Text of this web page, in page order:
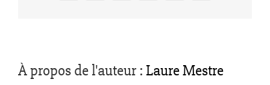
À propos de l'auteur : Laure Mestre